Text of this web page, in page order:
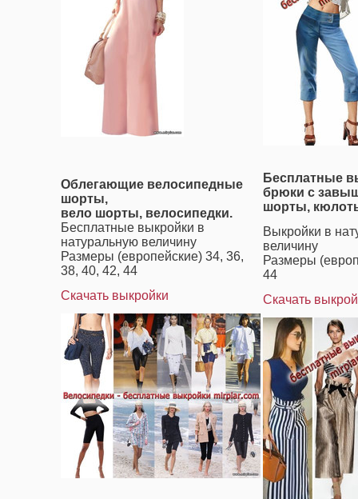
Облегающие велосипедные
шорты,
вело шорты, велосипедки.
Бесплатные выкройки в
натуральную величину
Размеры (европейские) 34, 36,
38, 40, 42, 44
Скачать выкройки
Бесплатные
брюки с
шорты,
Выкройки в
величину
Размеры
44
Скачать